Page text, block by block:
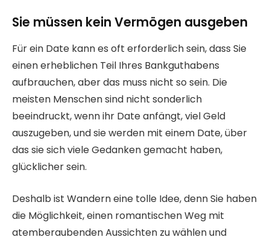
Sie müssen kein Vermögen ausgeben
Für ein Date kann es oft erforderlich sein, dass Sie
einen erheblichen Teil Ihres Bankguthabens
aufbrauchen, aber das muss nicht so sein. Die
meisten Menschen sind nicht sonderlich
beeindruckt, wenn ihr Date anfängt, viel Geld
auszugeben, und sie werden mit einem Date, über
das sie sich viele Gedanken gemacht haben,
glücklicher sein.
Deshalb ist Wandern eine tolle Idee, denn Sie haben
die Möglichkeit, einen romantischen Weg mit
atemberaubenden Aussichten zu wählen und